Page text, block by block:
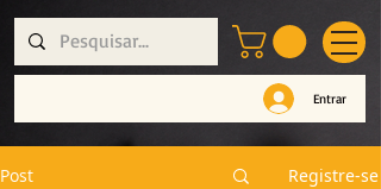
Entrar
Post Registre-se